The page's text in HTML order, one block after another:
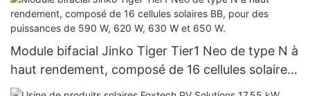
Module bifacial Jinko Tiger Tier1 Neo de type N à
haut rendement, composé de 16 cellules solaires
BB, pour des puissances de 590 W, 620 W, 630 W